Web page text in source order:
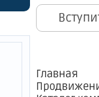
Главная